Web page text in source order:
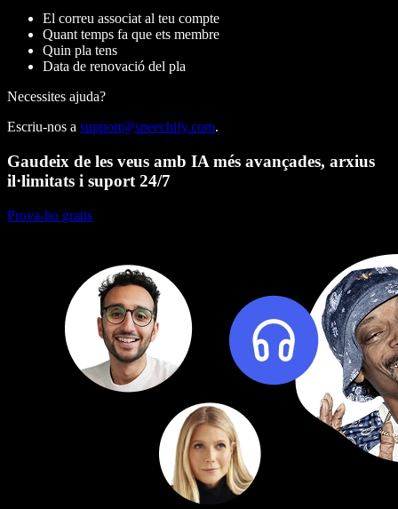
El correu associat al teu compte
Quant temps fa que ets membre
Quin pla tens
Data de renovació del pla
Necessites ajuda?
Escriu-nos a support@speechify.com.
Gaudeix de les veus amb IA més avançades, arxius
il·limitats i suport 24/7
Prova-ho gratis